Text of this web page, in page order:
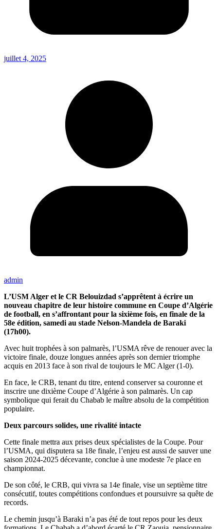
juillet 4, 2025
admin
L’USM Alger et le CR Belouizdad s’apprêtent à écrire un
nouveau chapitre de leur histoire commune en Coupe d’Algérie
de football, en s’affrontant pour la sixième fois, en finale de la
58e édition, samedi au stade Nelson-Mandela de Baraki
(17h00).
Avec huit trophées à son palmarès, l’USMA rêve de renouer avec la
victoire finale, douze longues années après son dernier triomphe
acquis en 2013 face à son rival de toujours le MC Alger (1-0).
En face, le CRB, tenant du titre, entend conserver sa couronne et
inscrire une dixième Coupe d’Algérie à son palmarès. Un cap
symbolique qui ferait du Chabab le maître absolu de la compétition
populaire.
Deux parcours solides, une rivalité intacte
Cette finale mettra aux prises deux spécialistes de la Coupe. Pour
l’USMA, qui disputera sa 18e finale, l’enjeu est aussi de sauver une
saison 2024-2025 décevante, conclue à une modeste 7e place en
championnat.
De son côté, le CRB, qui vivra sa 14e finale, vise un septième titre
consécutif, toutes compétitions confondues et poursuivre sa quête de
records.
Le chemin jusqu’à Baraki n’a pas été de tout repos pour les deux